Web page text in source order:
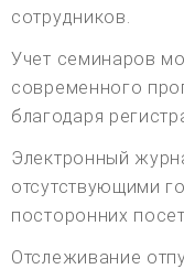
сотрудников.
Учет семинаров
современного
благодаря
Электронный
отсутствующими
посторонних
Отслеживание